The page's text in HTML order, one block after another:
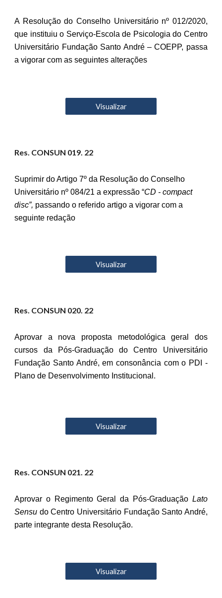
A Resolução do Conselho Universitário nº 012/2020,
que instituiu o Serviço-Escola de Psicologia do Centro
Universitário Fundação Santo André – COEPP, passa
a vigorar com as seguintes alterações
Visualizar
Res. CONSUN 019. 22
Suprimir do Artigo 7º da Resolução do Conselho
Universitário nº 084/21 a expressão “CD - compact
disc”, passando o referido artigo a vigorar com a
seguinte redação
Visualizar
Res. CONSUN 020. 22
Aprovar a nova proposta metodológica geral dos
cursos da Pós-Graduação do Centro Universitário
Fundação Santo André, em consonância com o PDI -
Plano de Desenvolvimento Institucional.
Visualizar
Res. CONSUN 021. 22
Aprovar o Regimento Geral da Pós-Graduação Lato
Sensu do Centro Universitário Fundação Santo André,
parte integrante desta Resolução.
Visualizar